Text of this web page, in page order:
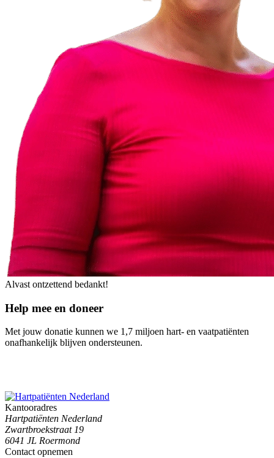
Alvast ontzettend bedankt!
Help mee en doneer
Met jouw donatie kunnen we 1,7 miljoen hart- en vaatpatiënten
onafhankelijk blijven ondersteunen.
Kantooradres
Hartpatiënten Nederland
Zwartbroekstraat 19
6041 JL Roermond
Contact opnemen